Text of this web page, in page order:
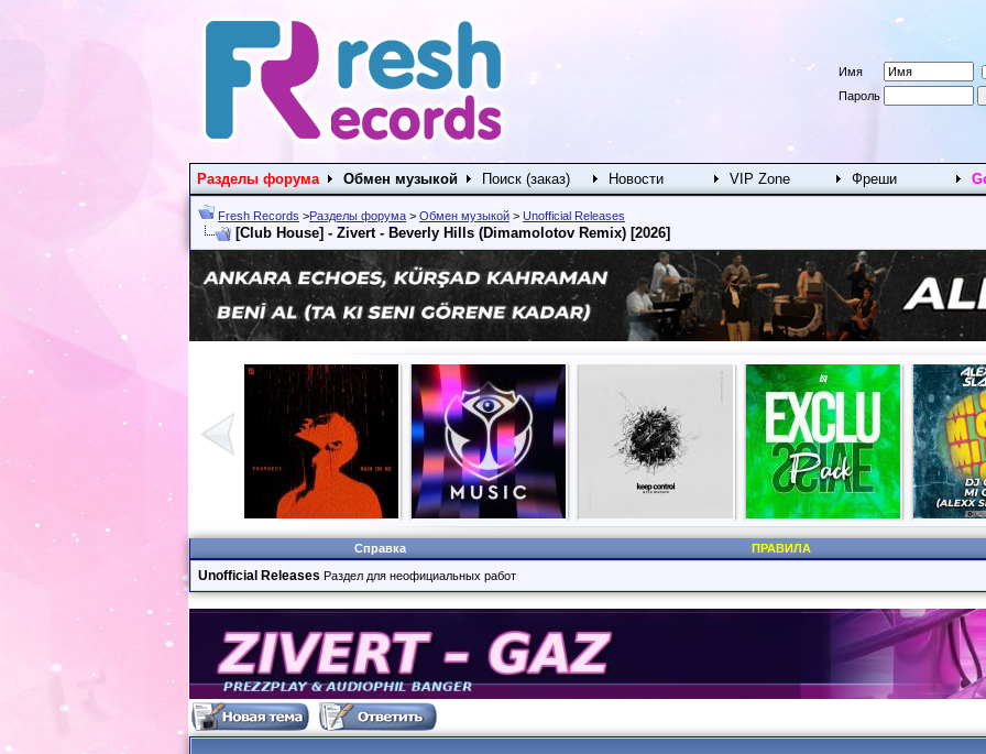
Имя
Пароль
Разделы форума Обмен музыкой Поиск (заказ) Новости VIP Zone Фреши
Fresh Records >Разделы форума > Обмен музыкой > Unofficial Releases
[Club House] - Zivert - Beverly Hills (Dimamolotov Remix) [2026]
Справка ПРАВИЛА
Unofficial Releases Раздел для неофициальных работ